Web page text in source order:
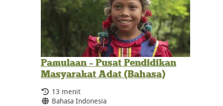
Pamulaan – Pusat Pendidikan
Masyarakat Adat (Bahasa)
Durasi:
13 menit
Bahasa:
Bahasa Indonesia